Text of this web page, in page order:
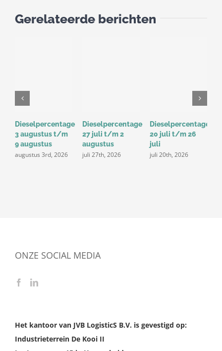
Gerelateerde berichten
Dieselpercentage
3 augustus t/m
9 augustus
augustus 3rd, 2026
Dieselpercentage
27 juli t/m 2
augustus
juli 27th, 2026
Dieselpercentage
20 juli t/m 26
juli
juli 20th, 2026
ONZE SOCIAL MEDIA
Het kantoor van JVB LogisticS B.V. is gevestigd op:
Industrieterrein De Kooi II